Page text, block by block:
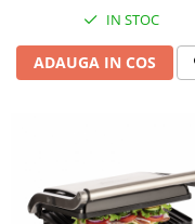
IN STOC
ADAUGA IN COS